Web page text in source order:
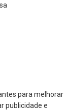
para melhorar
publicidade e